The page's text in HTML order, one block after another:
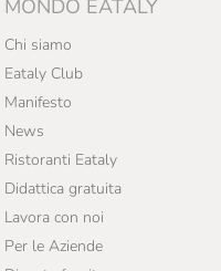
MONDO EATALY
Chi siamo
Eataly Club
Manifesto
News
Ristoranti Eataly
Didattica gratuita
Lavora con noi
Per le Aziende